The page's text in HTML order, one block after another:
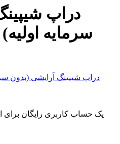
دراپ
سرمایه
دراپ شیپینگ آرایشی (بدون
یک حساب کاربری رایگان برای